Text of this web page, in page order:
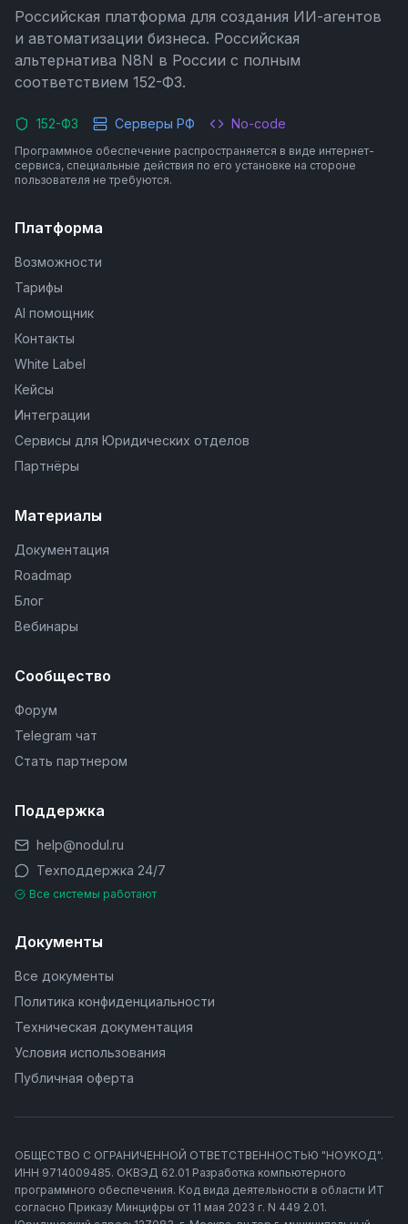
Российская платформа для создания ИИ-агентов
и автоматизации бизнеса. Российская
альтернатива N8N в России с полным
соответствием 152-ФЗ.
152-ФЗ Серверы РФ No-code
Программное обеспечение распространяется в виде интернет-
сервиса, специальные действия по его установке на стороне
пользователя не требуются.
Платформа
Возможности
Тарифы
AI помощник
Контакты
White Label
Кейсы
Интеграции
Сервисы для Юридических отделов
Партнёры
Материалы
Документация
Roadmap
Блог
Вебинары
Сообщество
Форум
Telegram чат
Стать партнером
Поддержка
help@nodul.ru
Техподдержка 24/7
Все системы работают
Документы
Все документы
Политика конфиденциальности
Техническая документация
Условия использования
Публичная оферта
ОБЩЕСТВО С ОГРАНИЧЕННОЙ ОТВЕТСТВЕННОСТЬЮ "НОУКОД".
ИНН 9714009485. ОКВЭД 62.01 Разработка компьютерного
программного обеспечения. Код вида деятельности в области ИТ
согласно Приказу Минцифры от 11 мая 2023 г. N 449 2.01.